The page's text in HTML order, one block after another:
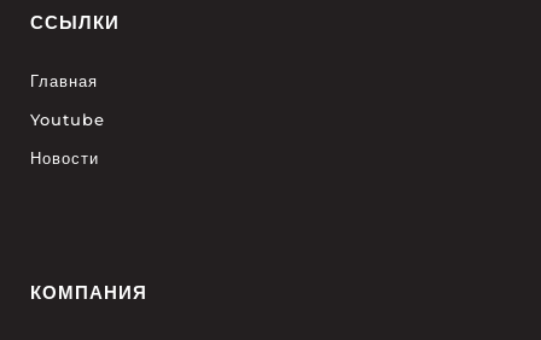
ССЫЛКИ
Главная
Youtube
Новости
КОМПАНИЯ